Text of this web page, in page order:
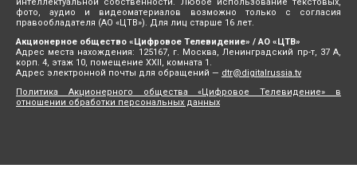
фото, аудио и видеоматериалов возможно только с согласия
правообладателя (АО «ЦТВ»). Для лиц старше 16 лет.
Акционерное общество «Цифровое Телевидение» / АО «ЦТВ»
Адрес места нахождения: 125167, г. Москва, Ленинградский пр-т, 37 А,
корп. 4, этаж 10, помещение XXII, комната 1.
Адрес электронной почты для обращений — dtr@digitalrussia.tv
Политика Акционерного общества «Цифровое Телевидение» в
отношении обработки персональных данных